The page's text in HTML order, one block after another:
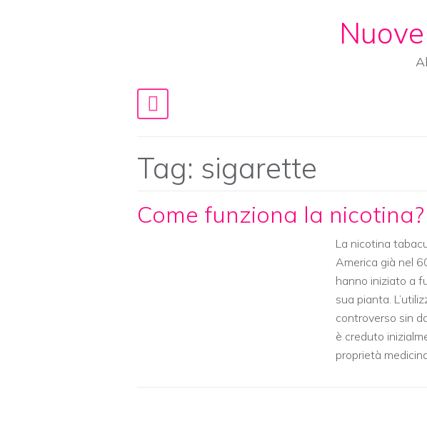
Main Navigation
Tag: sigarette
Come funziona la nicotina?
La nicotina
America già nel
hanno iniziato a
sua pianta.
controverso sin
è creduto
proprietà